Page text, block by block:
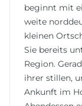
beginnt mit
weite
kleinen
Sie bereits
Region.
ihrer stillen,
Ankunft im